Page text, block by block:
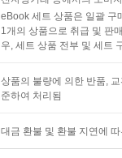
eBook 세트 상품은 일괄 구
1개의 상품으로 취급 및 판
우, 세트 상품 전부 및 세트
상품의 불량에 의한 반품,
준하여 처리됨
대금 환불 및 환불 지연에